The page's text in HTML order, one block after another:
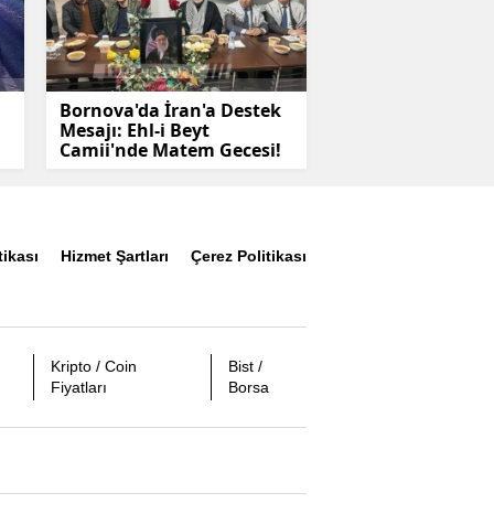
Bornova'da İran'a Destek
Mesajı: Ehl-i Beyt
Camii'nde Matem Gecesi!
Hizmet Şartları Çerez Politikası
Kripto / Coin
Fiyatları
Bist /
Borsa